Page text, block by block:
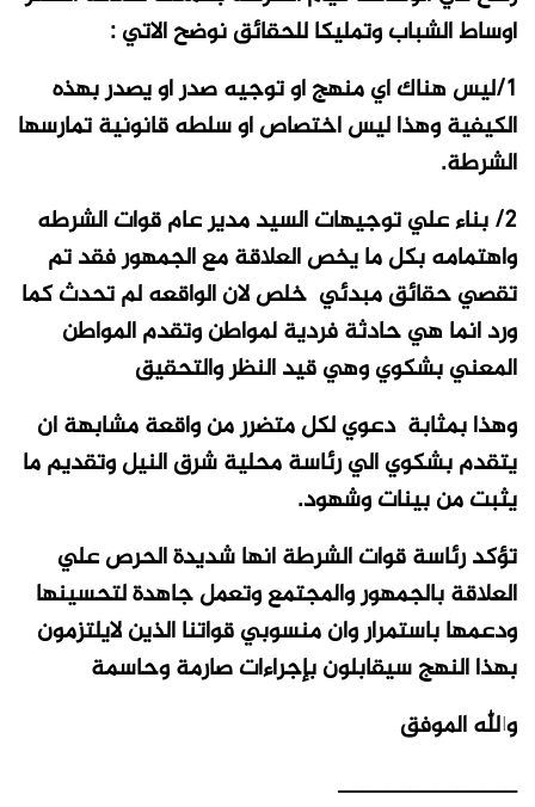
اوساط الشباب وتمليكا للحقائق نوضح الاتي :
١/ليس هناك اي منهج او توجيه صدر او يصدر بهذه
الكيفية وهذا ليس اختصاص او سلطه قانونية تمارسها
الشرطة.
٢/ بناء علي توجيهات السيد مدير عام قوات الشرطه
واهتمامه بكل ما يخص العلاقة مع الجمهور فقد تم
تقصي حقائق مبدئي خلص لان الواقعه لم تحدث كما
ورد انما هي حادثة فردية لمواطن وتقدم المواطن
المعني بشكوي وهي قيد النظر والتحقيق
وهذا بمثابة دعوي لكل متضرر من واقعة مشابهة ان
يتقدم بشكوي الي رئاسة محلية شرق النيل وتقديم ما
يثبت من بينات وشهود.
تؤكد رئاسة قوات الشرطة انها شديدة الحرص علي
العلاقة بالجمهور والمجتمع وتعمل جاهدة لتحسينها
ودعمها باستمرار وان منسوبي قواتنا الذين لايلتزمون
بهذا النهج سيقابلون بإجراءات صارمة وحاسمة
والله الموفق
_______________